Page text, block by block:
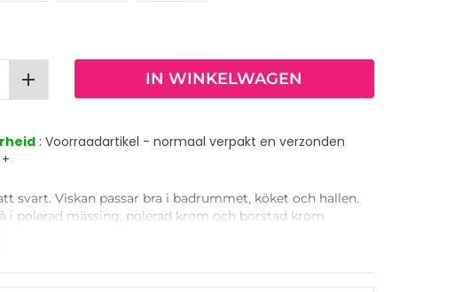
add IN WINKELWAGEN
: Voorraadartikel - normaal verpakt en verzonden
svart. Viskan passar bra i badrummet, köket och hallen.
i polerad mässing, polerad krom och borstad krom.